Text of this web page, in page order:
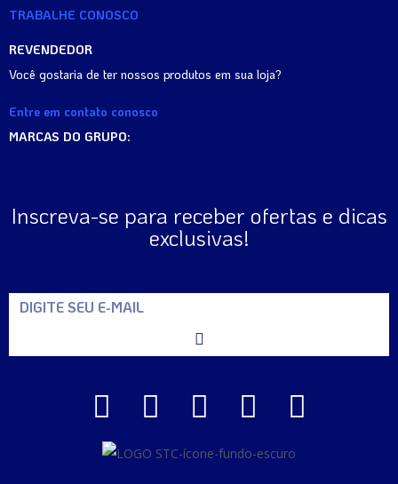
TRABALHE CONOSCO
REVENDEDOR
Você gostaria de ter nossos produtos em sua loja?
Entre em contato conosco
MARCAS DO GRUPO:
Inscreva-se para receber ofertas e dicas
exclusivas!